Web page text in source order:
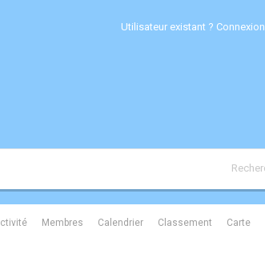
Utilisateur existant ? Connexion
Membres Calendrier Classement Carte